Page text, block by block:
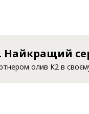
Найкращий
олив К2 в своєму